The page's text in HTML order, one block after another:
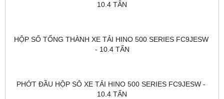
10.4 TẤN
HỘP SỐ TỔNG THÀNH XE TẢI HINO 500 SERIES FC9JESW
- 10.4 TẤN
PHỚT ĐẦU HỘP SÔ XE TẢI HINO 500 SERIES FC9JESW -
10.4 TẤN